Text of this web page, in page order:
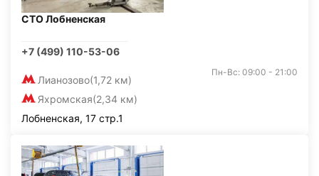
СТО Лобненская
+7 (499) 110-53-06
Лианозово(1,72 км)
Яхромская(2,34 км)
Пн-Вс: 09:00 - 21:00
Лобненская, 17 стр.1